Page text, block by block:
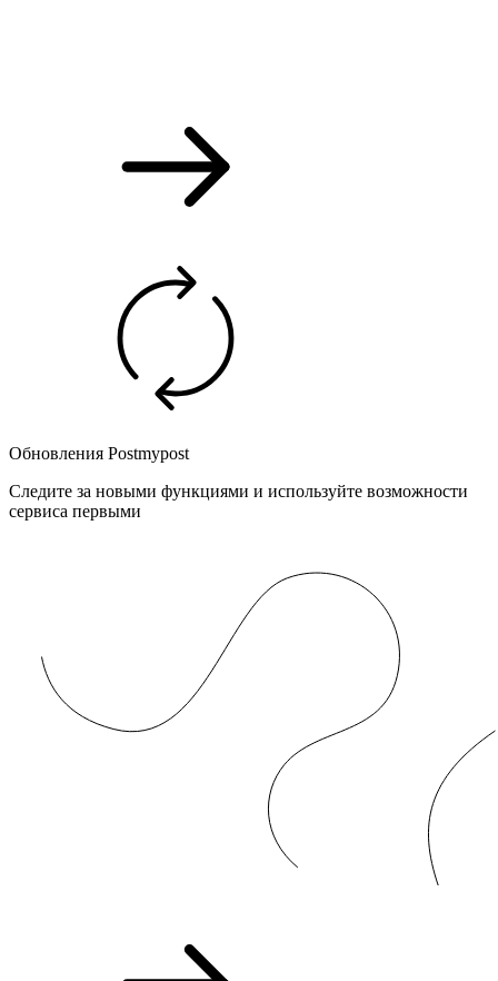
Обновления Postmypost
Следите за новыми функциями и используйте возможности
сервиса первыми